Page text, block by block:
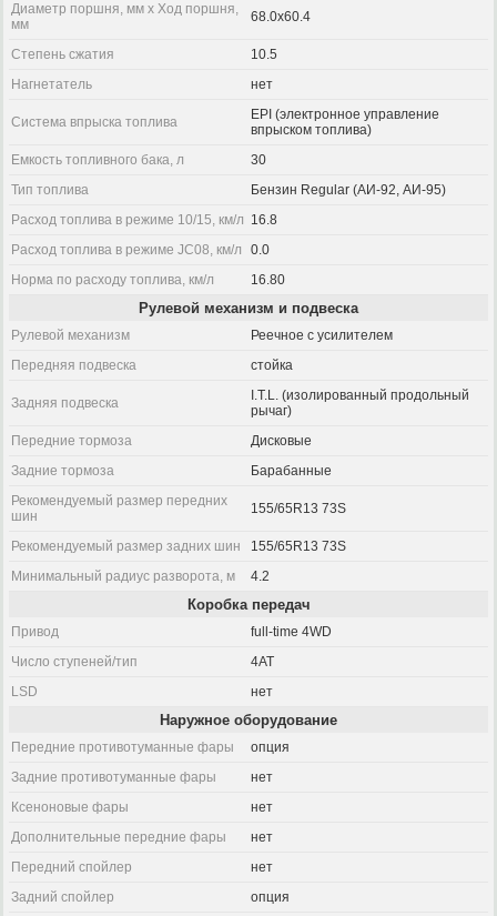
Диаметр поршня, мм x Ход поршня,
мм
68.0x60.4
Степень сжатия
10.5
Нагнетатель
нет
Система впрыска топлива
EPI (электронное управление
впрыском топлива)
Емкость топливного бака, л
30
Тип топлива
Бензин Regular (АИ-92, АИ-95)
Расход топлива в режиме 10/15, км/л 16.8
Расход топлива в режиме JC08, км/л
0.0
Норма по расходу топлива, км/л
16.80
Рулевой механизм и подвеска
Рулевой механизм
Реечное с усилителем
Передняя подвеска
стойка
Задняя подвеска
I.T.L. (изолированный продольный
рычаг)
Передние тормоза
Дисковые
Задние тормоза
Барабанные
Рекомендуемый размер передних
шин
155/65R13 73S
Рекомендуемый размер задних шин
155/65R13 73S
Минимальный радиус разворота, м
4.2
Коробка передач
Привод
full-time 4WD
Число ступеней/тип
4AT
LSD
нет
Наружное оборудование
Передние противотуманные фары
опция
Задние противотуманные фары
нет
Ксеноновые фары
нет
Дополнительные передние фары
нет
Передний спойлер
нет
Задний спойлер
опция